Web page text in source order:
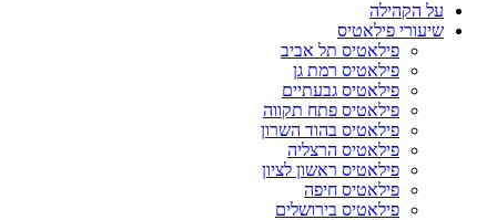
על הקהילה
שיעורי פילאטיס
פילאטיס תל אביב
פילאטיס רמת גן
פילאטיס גבעתיים
פילאטיס פתח תקווה
פילאטיס בהוד השרון
פילאטיס הרצליה
פילאטיס ראשון לציון
פילאטיס חיפה
פילאטיס בירושלים